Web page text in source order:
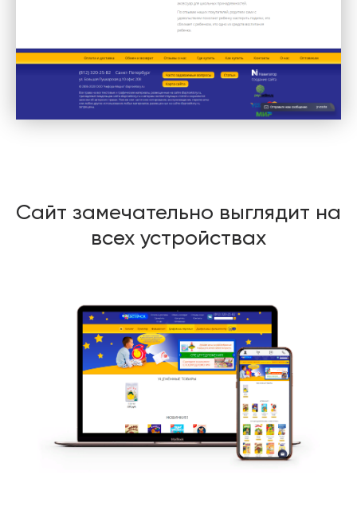
Сайт замечательно выглядит на
всех устройствах